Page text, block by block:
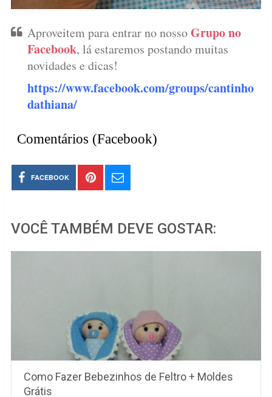
Aproveitem para entrar no nossoGrupo no
Facebook, lá estaremos postando muitas
novidades e dicas!
https://www.facebook.com/groups/cantinho
dathiana/
Comentários (Facebook)
FACEBOOK
VOCÊ TAMBÉM DEVE GOSTAR:
Como Fazer Bebezinhos de Feltro + Moldes
Grátis